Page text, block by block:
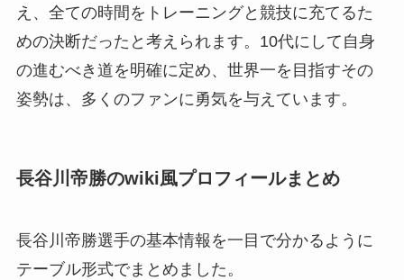
え、全ての時間をトレーニングと競技に充てるた
めの決断だったと考えられます。10代にして自身
の進むべき道を明確に定め、世界一を目指すその
姿勢は、多くのファンに勇気を与えています。
長谷川帝勝のwiki風プロフィールまとめ
長谷川帝勝選手の基本情報を一目で分かるように
テーブル形式でまとめました。